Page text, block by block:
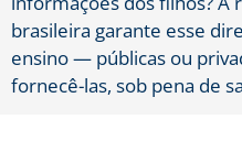
brasileira garante esse
ensino — públicas ou
fornecê-las, sob pena de